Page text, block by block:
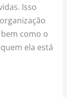
Isso
como o
ela está